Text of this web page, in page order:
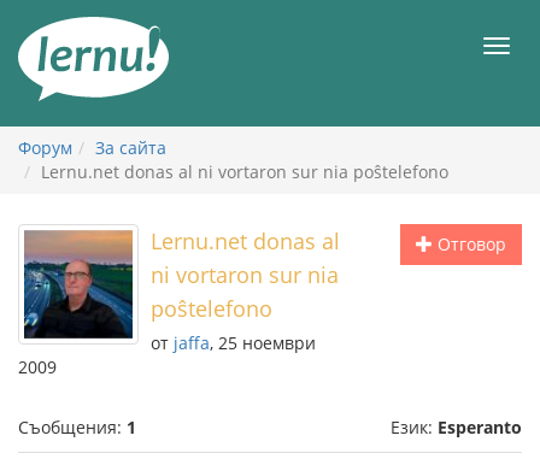
съдържанието
Форум
За сайта
Lernu.net donas al ni vortaron sur nia poŝtelefono
Отговор
Lernu.net donas al
ni vortaron sur nia
poŝtelefono
от jaffa, 25 ноември
2009
Съобщения: 1 Език: Esperanto